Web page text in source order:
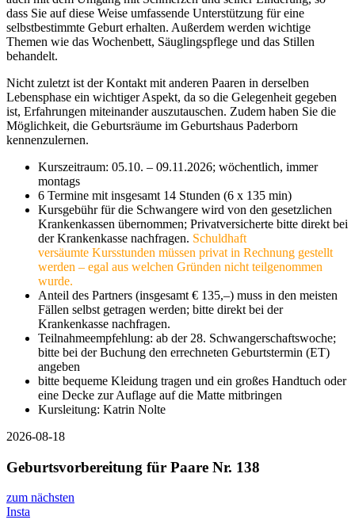
dass Sie auf diese Weise umfassende Unterstützung für eine
selbstbestimmte Geburt erhalten. Außerdem werden wichtige
Themen wie das Wochenbett, Säuglingspflege und das Stillen
behandelt.
Nicht zuletzt ist der Kontakt mit anderen Paaren in derselben
Lebensphase ein wichtiger Aspekt, da so die Gelegenheit gegeben
ist, Erfahrungen miteinander auszutauschen. Zudem haben Sie die
Möglichkeit, die Geburtsräume im Geburtshaus Paderborn
kennenzulernen.
Kurszeitraum: 05.10. – 09.11.2026; wöchentlich, immer
montags
6 Termine mit insgesamt 14 Stunden (6 x 135 min)
Kursgebühr für die Schwangere wird von den gesetzlichen
Krankenkassen übernommen; Privatversicherte bitte direkt bei
der Krankenkasse nachfragen. Schuldhaft
versäumte Kursstunden müssen privat in Rechnung gestellt
werden – egal aus welchen Gründen nicht teilgenommen
wurde.
Anteil des Partners (insgesamt € 135,–) muss in den meisten
Fällen selbst getragen werden; bitte direkt bei der
Krankenkasse nachfragen.
Teilnahmeempfehlung: ab der 28. Schwangerschaftswoche;
bitte bei der Buchung den errechneten Geburtstermin (ET)
angeben
bitte bequeme Kleidung tragen und ein großes Handtuch oder
eine Decke zur Auflage auf die Matte mitbringen
Kursleitung: Katrin Nolte
2026-08-18
Geburtsvorbereitung für Paare Nr. 138
zum nächsten
Insta